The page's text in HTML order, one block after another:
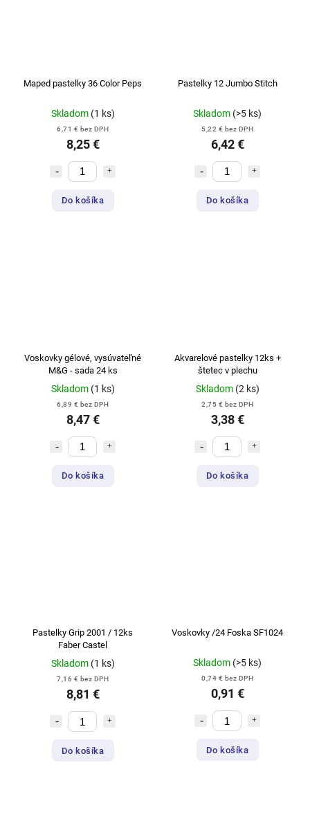
Maped pastelky 36 Color Peps
Skladom (1 ks)
6,71 € bez DPH
8,25 €
Do košíka
Pastelky 12 Jumbo Stitch
Skladom (>5 ks)
5,22 € bez DPH
6,42 €
Do košíka
Voskovky gélové, vysúvateľné
M&G - sada 24 ks
Skladom (1 ks)
6,89 € bez DPH
8,47 €
Do košíka
Akvarelové pastelky 12ks +
štetec v plechu
Skladom (2 ks)
2,75 € bez DPH
3,38 €
Do košíka
Pastelky Grip 2001 / 12ks
Faber Castel
Skladom (1 ks)
7,16 € bez DPH
8,81 €
Do košíka
Voskovky /24 Foska SF1024
Skladom (>5 ks)
0,74 € bez DPH
0,91 €
Do košíka